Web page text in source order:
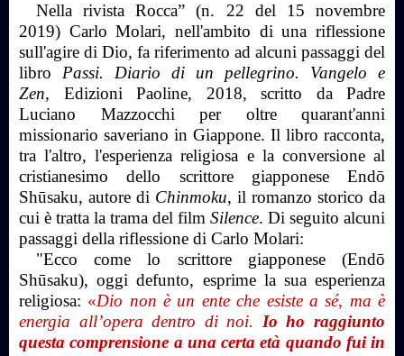
Nella rivista Rocca” (n. 22 del 15 novembre
2019) Carlo Molari, nell'ambito di una riflessione
sull'agire di Dio, fa riferimento ad alcuni passaggi del
libro Passi. Diario di un pellegrino. Vangelo e
Zen, Edizioni Paoline, 2018, scritto da Padre
Luciano Mazzocchi per oltre quarant'anni
missionario saveriano in Giappone. Il libro racconta,
tra l'altro, l'esperienza religiosa e la conversione al
cristianesimo dello scrittore giapponese Endō
Shūsaku, autore di Chinmoku, il romanzo storico da
cui è tratta la trama del film Silence. Di seguito alcuni
passaggi della riflessione di Carlo Molari:
"Ecco come lo scrittore giapponese (Endō
Shūsaku), oggi defunto, esprime la sua esperienza
religiosa: «Dio non è un ente che esiste a sé, ma è
energia all’opera dentro di noi. Io ho raggiunto
questa comprensione a una certa età quando fui in